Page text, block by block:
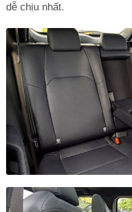
dễ chịu nhất.